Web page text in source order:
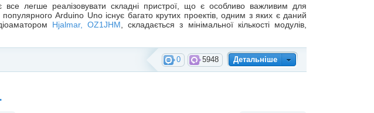
все легше реалізовувати складні пристрої, що є особливо важливим для
Arduino Uno існує багато крутих проектів, одним з яких є даний
Hjalmar, OZ1JHM , складається з мінімальної кількості модулів,
Детальніше
5948
0